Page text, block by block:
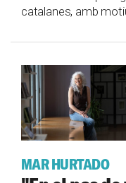
catalanes, amb
MAR HURTADO